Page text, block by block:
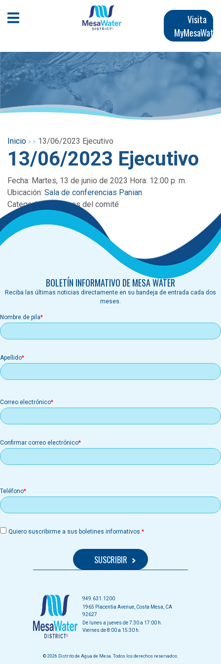
Navegación
Abrir menú móvil
Visita
MyMesaWater
Inicio 13/06/2023 Ejecutivo
13/06/2023 Ejecutivo
Fecha: Martes, 13 de junio de 2023 Hora: 12:00 p. m.
Ubicación: Sala de conferencias Panian
Categoría:Reuniones del comité
Orden del día
Artículo 8
BOLETÍN INFORMATIVO DE MESA WATER
Reciba las últimas noticias directamente en su bandeja de entrada cada dos
meses.
Nombre de pila
Apellido
Correo
electrónico
Correo electrónico
Confirmar correo electrónico
Teléfono
Quiero suscribirme a sus boletines informativos.
949.631.1200
1965 Placentia Avenue, Costa Mesa, CA
92627
De lunes a jueves de 7:30 a 17:00 h.
Viernes de 8:00 a 15:30 h.
© 2026 Distrito de Agua de Mesa. Todos los derechos reservados.